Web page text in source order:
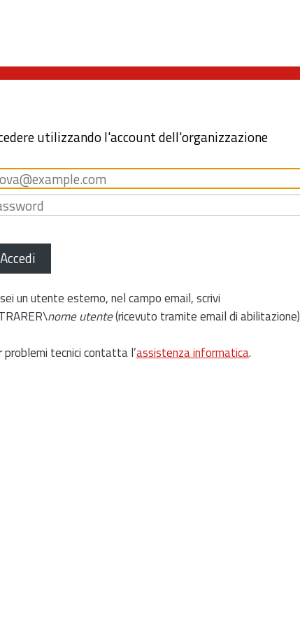
utilizzando l'account dell'organizzazione
Accedi
un utente esterno, nel campo email, scrivi
nome utente(ricevuto tramite email di abilitazione)
problemi tecnici contatta l’assistenza informatica.